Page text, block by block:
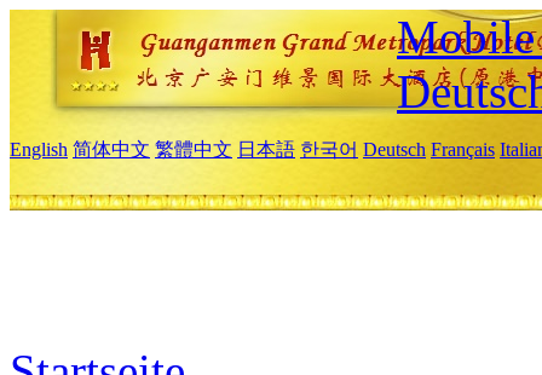
Mobile
English 简体中文 繁體中文 日本語 한국어 Deutsch Français